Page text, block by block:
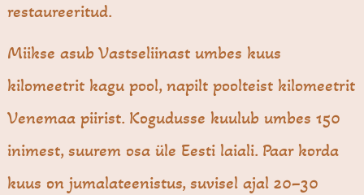
restaureeritud.
Miikse asub Vastseliinast umbes kuus
kilomeetrit kagu pool, napilt poolteist kilomeetrit
Venemaa piirist. Kogudusse kuulub umbes 150
inimest, suurem osa üle Eesti laiali. Paar korda
kuus on jumalateenistus, suvisel ajal 20–30